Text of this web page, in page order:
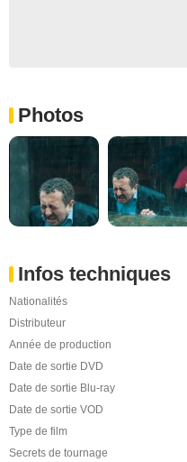
Photos
Infos techniques
Nationalités
Distributeur
Année de production
Date de sortie DVD
Date de sortie Blu-ray
Date de sortie VOD
Type de film
Secrets de tournage